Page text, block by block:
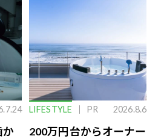
か
LIFESTYLE PR 2026.8.6
200万円台からオーナー